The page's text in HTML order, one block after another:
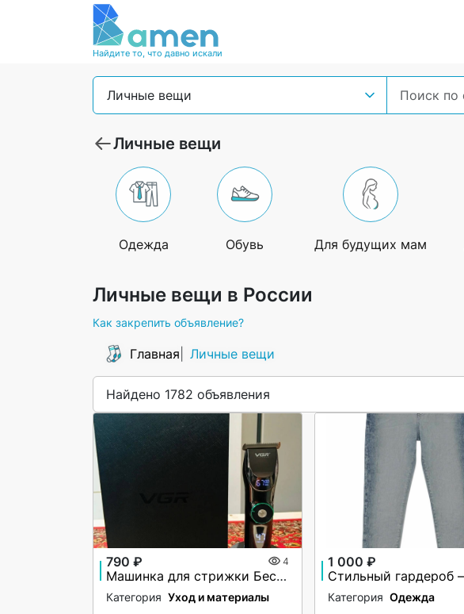
Найдите то, что давно искали
Личные вещи
Личные вещи
Одежда Обувь Для будущих мам
Личные вещи в России
Как закрепить объявление?
Главная Личные вещи
Найдено 1782 объявления
790 ₽ 4
Машинка для стрижки Беспроводная VGA V-256
Категория Уход и материалы
1 000 ₽
Категория Одежда